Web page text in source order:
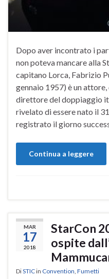
Dopo aver incontrato i
non poteva mancare alla
capitano Lorca, Fabrizio
gennaio 1957) è un
direttore del doppiaggio
rivelato di essere nato il
registrato il giorno
Continua a leggere
MAR
17
2018
StarCon
ospite
DiSTICin Convention Fumetti